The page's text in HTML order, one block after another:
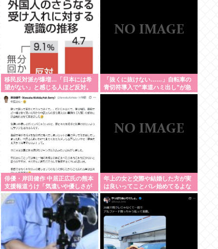
移民反対派が爆増…「日本には希
望がない」と感じる人ほど反対。
進む若者の嫌儲化
「抜くに抜けない……」自転車の
青切符導入で”車道ハミ出し”が急
増中
俳優・岸田健作 中居正広氏の熊本
支援報道うけ「気遣いや優しさが
ハンパじゃない」 中居氏との思い
出を回顧
年上の女と交際や結婚した方が実
は良いってことバレ始めてるよな